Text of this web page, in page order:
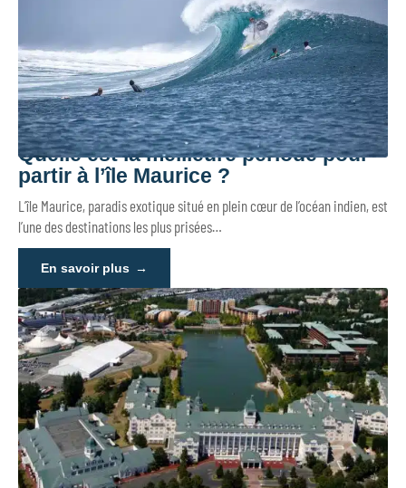
Quelle est la meilleure période pour
partir à l’île Maurice ?
L’île Maurice, paradis exotique situé en plein cœur de l’océan indien, est
l’une des destinations les plus prisées…
En savoir plus